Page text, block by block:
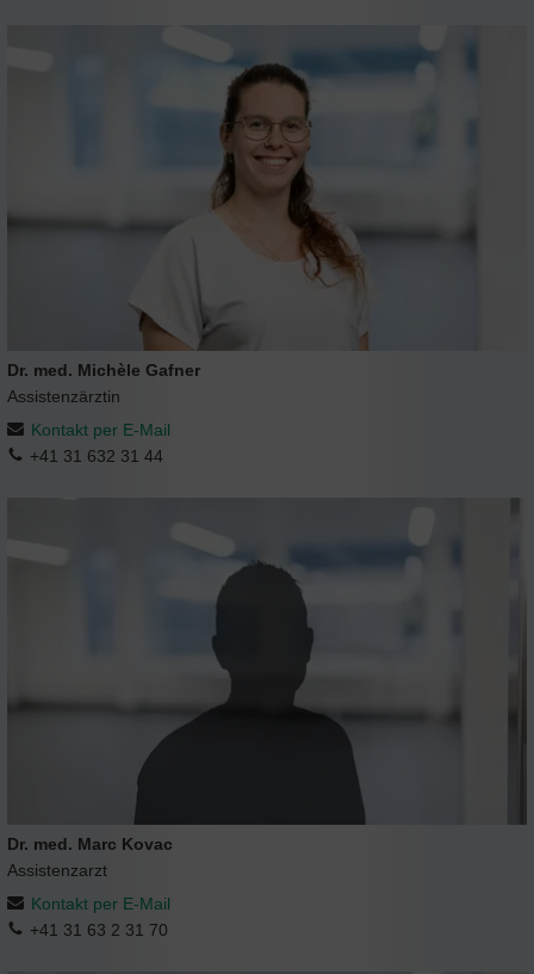
Dr. med. Michèle Gafner
Assistenzärztin
Kontakt per E-Mail
+41 31 632 31 44
Dr. med. Marc Kovac
Assistenzarzt
Kontakt per E-Mail
+41 31 63 2 31 70